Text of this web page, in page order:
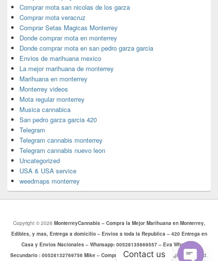
Comprar mota san nicolas de los garza
Comprar mota veracruz
Comprar Setas Magicas Monterrey
Donde comprar mota en monterrey
Donde comprar mota en san pedro garza garcia
Envios de marihuana mexico
La mejor marihuana de monterrey
Marihuana en monterrey
Monterrey videos
Mota regular monterrey
Musica cannabica
San pedro garza garcia 420
Telegram
Telegram cannabis monterrey
Telegram cannabis nuevo leon
Uncategorized
USA & USA service
weedmaps monterrey
Copyright © 2026 MonterreyCannabis – Compra la Mejor Marihuana en Monterrey,
Edibles, y mas, Entrega a domicilio – Envios a toda la Republica – 420 Entrega en
Casa y Envios Nacionales – Whatsapp: 00528135669557 – Eva Whatsapp
Secundario : 00528132769756 Mike – Comprar Mota Monterrey. All Rights Reserved.
Contact us